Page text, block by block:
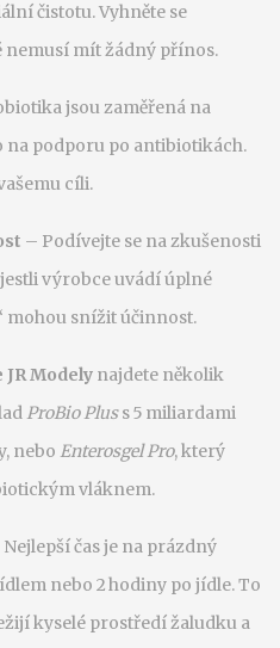
čistotu. Vyhněte se
mít žádný přínos.
jsou zaměřená na
podporu po antibiotikách.
cíli.
– Podívejte se na zkušenosti
výrobce uvádí úplné
mohou snížit účinnost.
Modely najdete několik
ProBio Pluss 5 miliardami
nebo Enterosgel Pro, který
vláknem.
Nejlepší čas je na prázdný
nebo 2 hodiny po jídle. To
kyselé prostředí žaludku a